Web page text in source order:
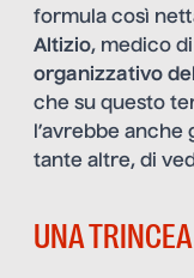
formula così
Altizio, medico
organizzativo
che su questo
l’avrebbe
tante altre, di
UNA